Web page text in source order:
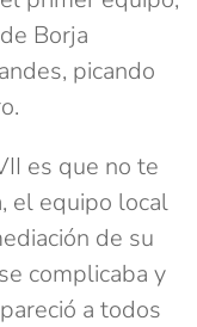
Borja
picando
es que no te
el equipo local
de su
complicaba y
a todos